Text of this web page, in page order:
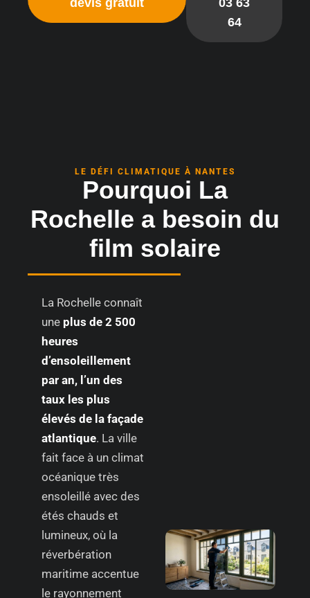
devis gratuit
03 63
64
LE DÉFI CLIMATIQUE À NANTES
Pourquoi La
Rochelle a besoin du
film solaire
La Rochelle connaît
une plus de 2 500
heures
d’ensoleillement
par an, l’un des
taux les plus
élevés de la façade
atlantique. La ville
fait face à un climat
océanique très
ensoleillé avec des
étés chauds et
lumineux, où la
réverbération
maritime accentue
le rayonnement